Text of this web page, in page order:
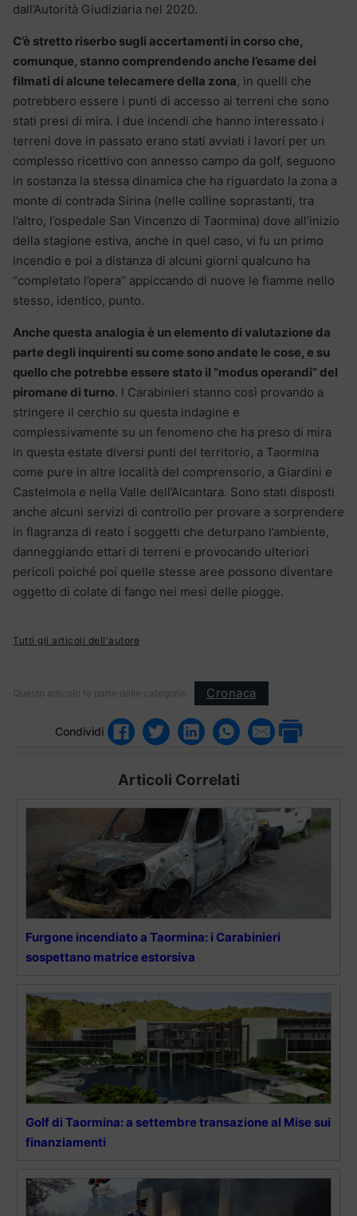
dall’Autorità Giudiziaria nel 2020.
C’è stretto riserbo sugli accertamenti in corso che,
comunque, stanno comprendendo anche l’esame dei
filmati di alcune telecamere della zona, in quelli che
potrebbero essere i punti di accesso ai terreni che sono
stati presi di mira. I due incendi che hanno interessato i
terreni dove in passato erano stati avviati i lavori per un
complesso ricettivo con annesso campo da golf, seguono
in sostanza la stessa dinamica che ha riguardato la zona a
monte di contrada Sirina (nelle colline soprastanti, tra
l’altro, l’ospedale San Vincenzo di Taormina) dove all’inizio
della stagione estiva, anche in quel caso, vi fu un primo
incendio e poi a distanza di alcuni giorni qualcuno ha
“completato l’opera” appiccando di nuove le fiamme nello
stesso, identico, punto.
Anche questa analogia è un elemento di valutazione da
parte degli inquirenti su come sono andate le cose, e su
quello che potrebbe essere stato il “modus operandi” del
piromane di turno. I Carabinieri stanno così provando a
stringere il cerchio su questa indagine e
complessivamente su un fenomeno che ha preso di mira
in questa estate diversi punti del territorio, a Taormina
come pure in altre località del comprensorio, a Giardini e
Castelmola e nella Valle dell’Alcantara. Sono stati disposti
anche alcuni servizi di controllo per provare a sorprendere
in flagranza di reato i soggetti che deturpano l’ambiente,
danneggiando ettari di terreni e provocando ulteriori
pericoli poiché poi quelle stesse aree possono diventare
oggetto di colate di fango nei mesi delle piogge.
Tutti gli articoli dell'autore
Questo articolo fa parte delle categorie: Cronaca
Condividi
Articoli Correlati
Furgone incendiato a Taormina: i Carabinieri
sospettano matrice estorsiva
Golf di Taormina: a settembre transazione al Mise sui
finanziamenti